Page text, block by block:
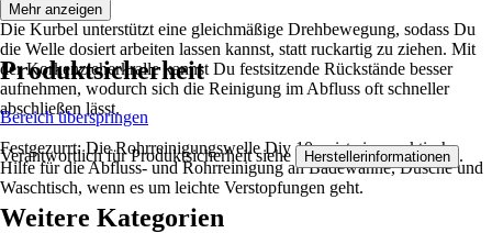
Die Kurbel unterstützt eine gleichmäßige Drehbewegung, sodass Du
die Welle dosiert arbeiten lassen kannst, statt ruckartig zu ziehen. Mit
der Korkenzieherkralle kannst Du festsitzende Rückstände besser
aufnehmen, wodurch sich die Reinigung im Abfluss oft schneller
abschließen lässt.
Festgezurrt: Die Rohrreinigungswelle Diy 10 m ist eine praktische
Hilfe für die Abfluss- und Rohrreinigung an Badewanne, Dusche und
Waschtisch, wenn es um leichte Verstopfungen geht.
Mehr anzeigen
Produktsicherheit
Bereich überspringen
Verantwortlich für Produktsicherheit siehe Herstellerinformationen .
Weitere Kategorien